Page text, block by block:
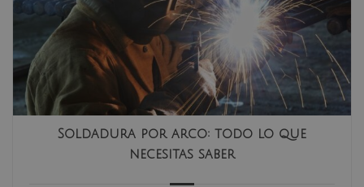
Soldadura por arco: todo lo que
necesitas saber